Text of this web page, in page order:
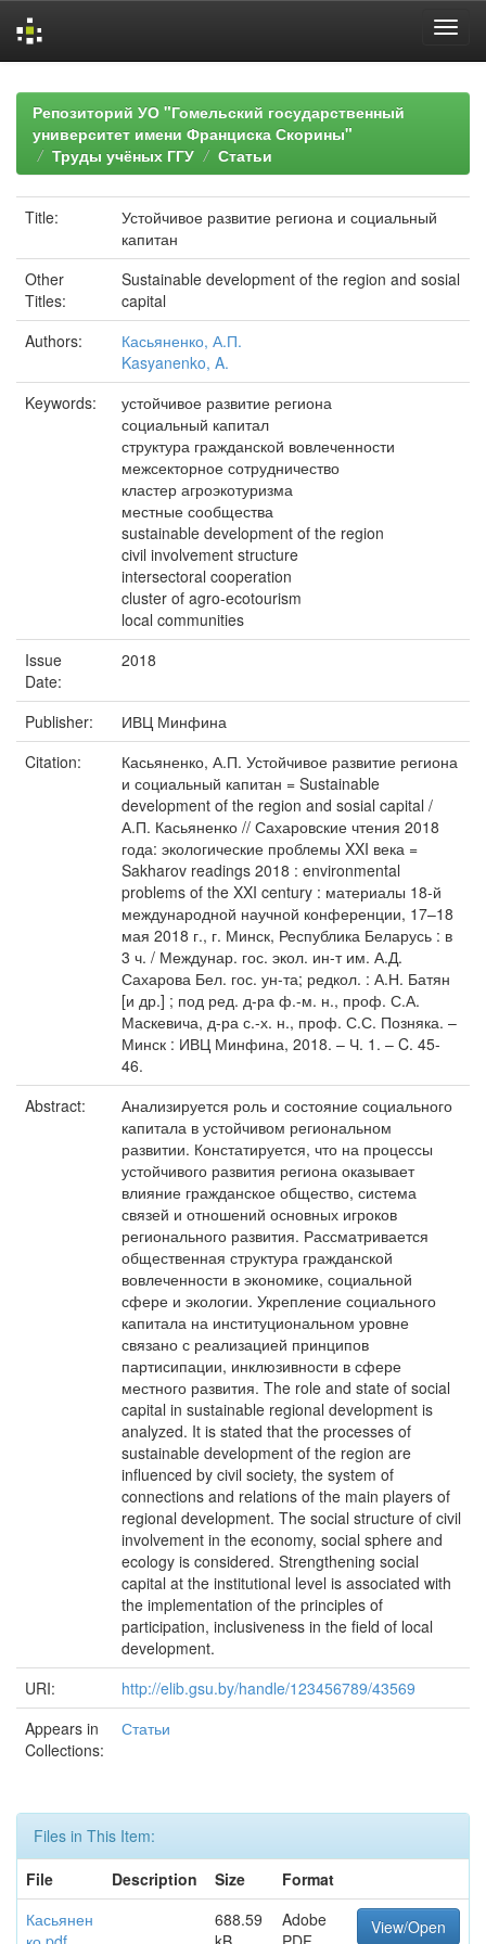
navigationРепозиторий УО "Гомельский государственный
университет имени Франциска Скорины"
Труды учёных ГГУ
Статьи
Title:
Устойчивое развитие региона и социальный
капитан
Other
Titles:
Sustainable development of the region and sosial
capital
Authors:
Касьяненко, А.П.
Kasyanenko, A.
Keywords:
устойчивое развитие региона
социальный капитал
структура гражданской вовлеченности
межсекторное сотрудничество
кластер агроэкотуризма
местные сообщества
sustainable development of the region
civil involvement structure
intersectoral cooperation
cluster of agro-ecotourism
local communities
Issue
Date:
2018
Publisher:
ИВЦ Минфина
Citation:
Касьяненко, А.П. Устойчивое развитие региона
и социальный капитан = Sustainable
development of the region and sosial capital /
А.П. Касьяненко // Сахаровские чтения 2018
года: экологические проблемы XXI века =
Sakharov readings 2018 : environmental
problems of the XXI century : материалы 18-й
международной научной конференции, 17–18
мая 2018 г., г. Минск, Республика Беларусь : в
3 ч. / Междунар. гос. экол. ин-т им. А.Д.
Сахарова Бел. гос. ун-та; редкол. : А.Н. Батян
[и др.] ; под ред. д-ра ф.-м. н., проф. С.А.
Маскевича, д-ра с.-х. н., проф. С.С. Позняка. –
Минск : ИВЦ Минфина, 2018. – Ч. 1. – C. 45-
46.
Abstract:
Анализируется роль и состояние социального
капитала в устойчивом региональном
развитии. Констатируется, что на процессы
устойчивого развития региона оказывает
влияние гражданское общество, система
связей и отношений основных игроков
регионального развития. Рассматривается
общественная структура гражданской
вовлеченности в экономике, социальной
сфере и экологии. Укрепление социального
капитала на институциональном уровне
связано с реализацией принципов
партисипации, инклюзивности в сфере
местного развития. The role and state of social
capital in sustainable regional development is
analyzed. It is stated that the processes of
sustainable development of the region are
influenced by civil society, the system of
connections and relations of the main players of
regional development. The social structure of civil
involvement in the economy, social sphere and
ecology is considered. Strengthening social
capital at the institutional level is associated with
the implementation of the principles of
participation, inclusiveness in the field of local
development.
URI:
http://elib.gsu.by/handle/123456789/43569
Appears in
Collections:
Статьи
Files in This Item:
File
Description Size
Format
Касьянен
688.59
Adobe
View/Open